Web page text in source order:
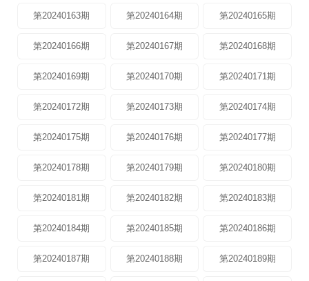
第20240163期 第20240164期 第20240165期
第20240166期 第20240167期 第20240168期
第20240169期 第20240170期 第20240171期
第20240172期 第20240173期 第20240174期
第20240175期 第20240176期 第20240177期
第20240178期 第20240179期 第20240180期
第20240181期 第20240182期 第20240183期
第20240184期 第20240185期 第20240186期
第20240187期 第20240188期 第20240189期